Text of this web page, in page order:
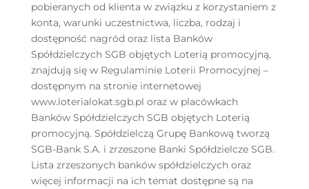
pobieranych od klienta w związku z korzystaniem z
konta, warunki uczestnictwa, liczba, rodzaj i
dostępność nagród oraz lista Banków
Spółdzielczych SGB objętych Loterią promocyjną,
znajdują się w Regulaminie Loterii Promocyjnej –
dostępnym na stronie internetowej
www.loterialokat.sgb.pl oraz w placówkach
Banków Spółdzielczych SGB objętych Loterią
promocyjną. Spółdzielczą Grupę Bankową tworzą
SGB-Bank S.A. i zrzeszone Banki Spółdzielcze SGB.
Lista zrzeszonych banków spółdzielczych oraz
więcej informacji na ich temat dostępne są na